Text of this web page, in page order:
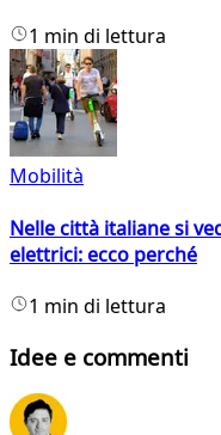
1 min di lettura
Mobilità
Nelle città italiane si
elettrici: ecco perché
1 min di lettura
Idee e commenti